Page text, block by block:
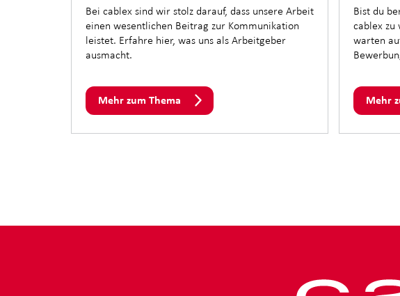
Bei cablex sind wir stolz darauf, dass unsere Arbeit
einen wesentlichen Beitrag zur Kommunikation
leistet. Erfahre hier, was uns als Arbeitgeber
ausmacht.
Mehr zum Thema
Bist du
cablex zu
warten
Mehr